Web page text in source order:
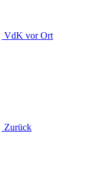
VdK vor Ort
Zurück